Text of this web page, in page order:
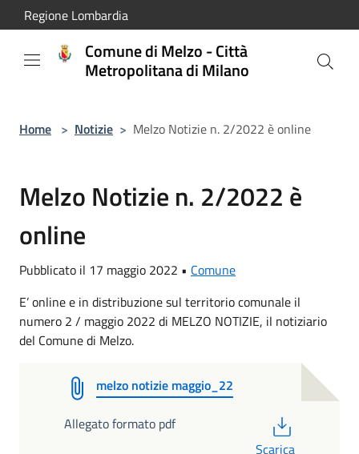
Salta al contenuto principale
Regione Lombardia
Comune di Melzo - Città
Metropolitana di Milano
Home > Notizie > Melzo Notizie n. 2/2022 è online
Melzo Notizie n. 2/2022 è
online
Pubblicato il 17 maggio 2022 • Comune
E’ online e in distribuzione sul territorio comunale il
numero 2 / maggio 2022 di MELZO NOTIZIE, il notiziario
del Comune di Melzo.
melzo notizie maggio_22
Allegato formato pdf
Scarica